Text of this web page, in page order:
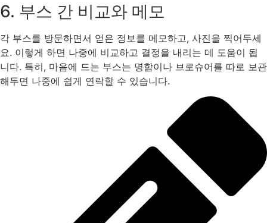
6. 부스 간 비교와 메모
각 부스를 방문하면서 얻은 정보를 메모하고, 사진을 찍어두세
요. 이렇게 하면 나중에 비교하고 결정을 내리는 데 도움이 됩
니다. 특히, 마음에 드는 부스는 명함이나 브로슈어를 따로 보관
해두면 나중에 쉽게 연락할 수 있습니다.